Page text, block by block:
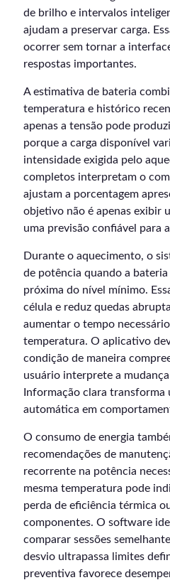
de brilho e intervalos
ajudam a preservar carga.
ocorrer sem tornar a
respostas importantes.
A estimativa de bateria
temperatura e histórico
apenas a tensão pode
porque a carga disponível
intensidade exigida pelo
completos interpretam o
ajustam a porcentagem
objetivo não é apenas exibir
uma previsão confiável para
Durante o aquecimento, o
de potência quando a
próxima do nível mínimo.
célula e reduz quedas
aumentar o tempo
temperatura. O aplicativo
condição de maneira
usuário interprete a
Informação clara transforma
automática em
O consumo de energia
recomendações de
recorrente na potência
mesma temperatura pode
perda de eficiência térmica
componentes. O software
comparar sessões
desvio ultrapassa limites
preventiva favorece